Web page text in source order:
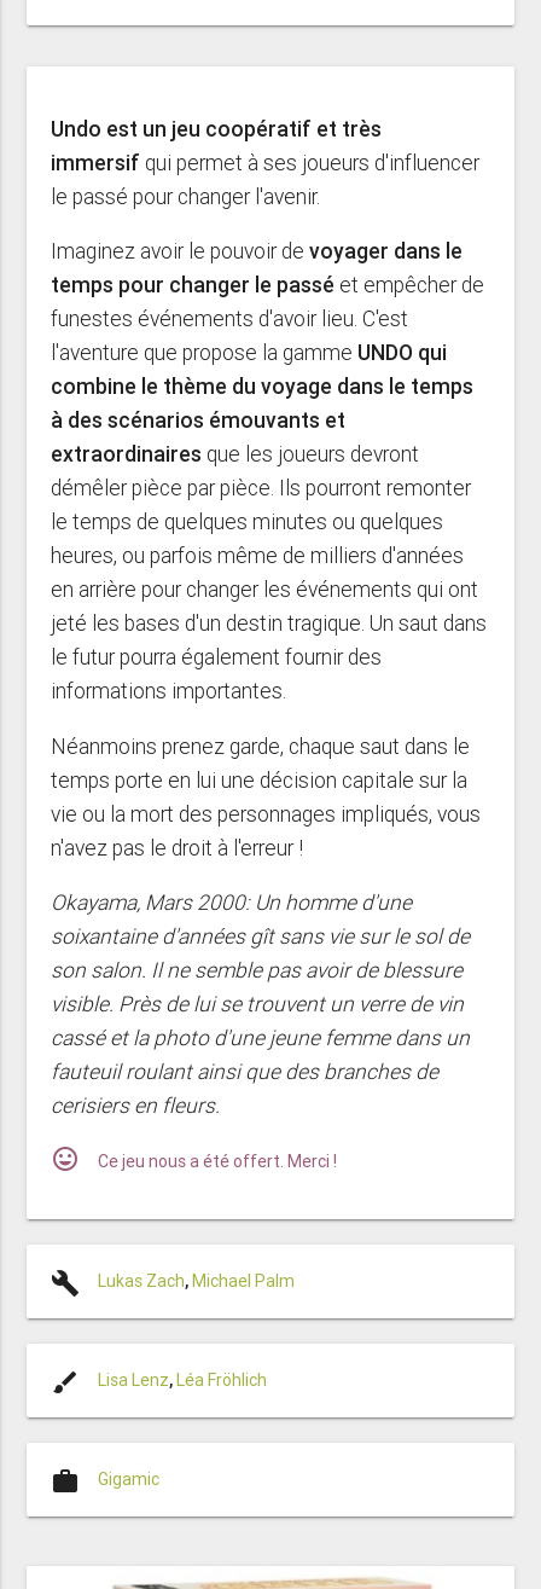
Undo est un jeu coopératif et très
immersif qui permet à ses joueurs d'influencer
le passé pour changer l'avenir.
Imaginez avoir le pouvoir devoyager dans le
temps pour changer le passé et empêcher de
funestes événements d'avoir lieu. C'est
l'aventure que propose la gamme UNDO qui
combine le thème du voyage dans le temps
à des scénarios émouvants et
extraordinaires que les joueurs devront
démêler pièce par pièce. Ils pourront remonter
le temps de quelques minutes ou quelques
heures, ou parfois même de milliers d'années
en arrière pour changer les événements qui ont
jeté les bases d'un destin tragique. Un saut dans
le futur pourra également fournir des
informations importantes.
Néanmoins prenez garde, chaque saut dans le
temps porte en lui une décision capitale sur la
vie ou la mort des personnages impliqués, vous
n'avez pas le droit à l'erreur !
Okayama, Mars 2000: Un homme d'une
soixantaine d'années gît sans vie sur le sol de
son salon. Il ne semble pas avoir de blessure
visible. Près de lui se trouvent un verre de vin
cassé et la photo d'une jeune femme dans un
fauteuil roulant ainsi que des branches de
cerisiers en fleurs.
mood Ce jeu nous a été offert. Merci !
build Lukas Zach,Michael Palm
brush Lisa Lenz,Léa Fröhlich
work Gigamic